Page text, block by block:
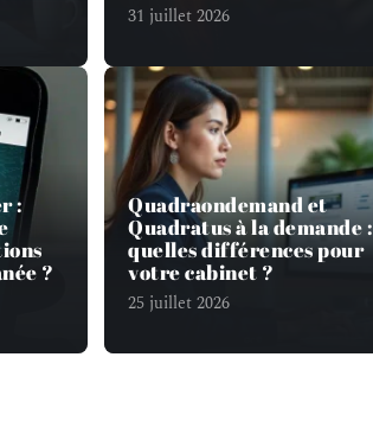
31 juillet 2026
:
?
Quadraondemand et
Quadratus à la demande :
quelles différences pour
votre cabinet ?
25 juillet 2026